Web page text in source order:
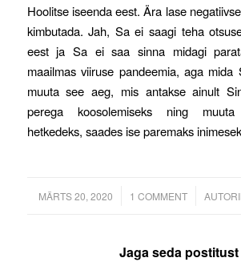
Hoolitse iseenda eest. Ära lase
kimbutada. Jah, Sa ei saagi teha
eest ja Sa ei saa sinna midagi
maailmas viiruse pandeemia, aga
muuta see aeg, mis antakse ainult
perega koosolemiseks ning
hetkedeks, saades ise paremaks
MÄRTS 20, 2020
/ 1 COMMENT
/
Jaga seda postitust